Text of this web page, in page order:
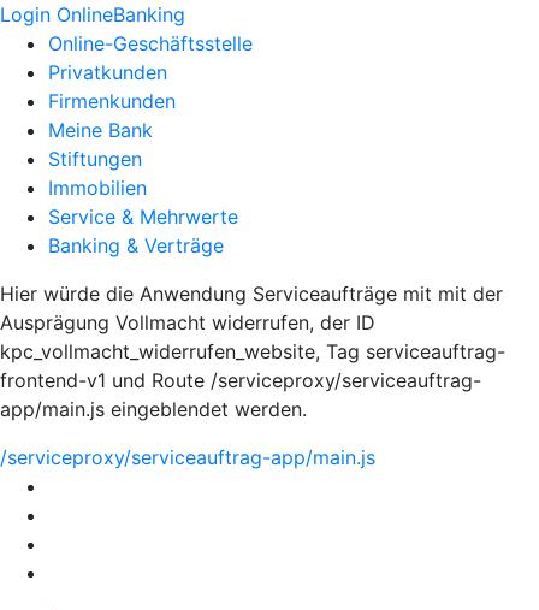
Login OnlineBanking
Online-Geschäftsstelle
Privatkunden
Firmenkunden
Meine Bank
Stiftungen
Immobilien
Service & Mehrwerte
Banking & Verträge
Hier würde die Anwendung Serviceaufträge mit mit der
Ausprägung Vollmacht widerrufen, der ID
kpc_vollmacht_widerrufen_website, Tag serviceauftrag-
frontend-v1 und Route /serviceproxy/serviceauftrag-
app/main.js eingeblendet werden.
/serviceproxy/serviceauftrag-app/main.js